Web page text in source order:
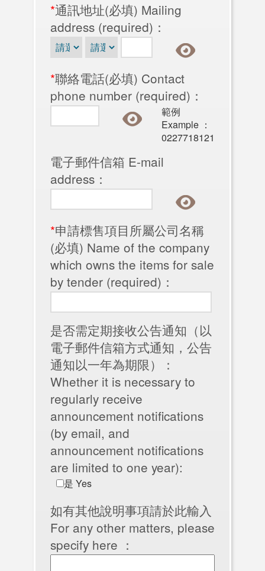
*通訊地址(必填) Mailing
address (required)：
*聯絡電話(必填) Contact
phone number (required)：
範例
Example ：
0227718121
電子郵件信箱 E-mail
address：
*申請標售項目所屬公司名稱
(必填) Name of the company
which owns the items for sale
by tender (required)：
是否需定期接收公告通知（以
電子郵件信箱方式通知，公告
通知以一年為期限）：
Whether it is necessary to
regularly receive
announcement notifications
(by email, and
announcement notifications
are limited to one year):
是 Yes
如有其他說明事項請於此輸入
For any other matters, please
specify here ：